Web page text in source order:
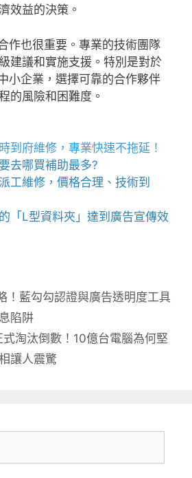
效益的決策。
作也很重要。專業的技術團隊
建議和實施支援。特別是對於
小企業，選擇可靠的合作夥伴
的風險和困難度。
到府維修，專業快速不拖延！
要去哪買補助最多?
工維修，價格合理、技術到
「 L型資料夾 」達到廣告宣傳效
！藍勾勾認證與廣告透明度工具
陷阱
淘汰倒數！10億台電腦為何堅
讓人震驚